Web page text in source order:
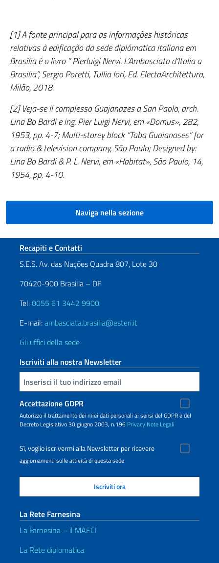
[1] A fonte principal para as informações históricas
relativas à edificação da sede diplómatica italiana em
Brasília é o livro ” Pierluigi Nervi.L’Ambasciata d’Italia a
Brasilia”, Sergio Poretti, Tullia Iori, Ed. ElectaArchitettura,
Milão, 2018.
[2] Veja-se Il complesso Guajanazes a San Paolo, arch.
Lina Bo Bardi e ing. Pier Luigi Nervi, em «Domus», 282,
1953, pp. 4-7; Multi-storey block “Taba Guaianases” for
a radio & television company, São Paulo; Designed by:
Lina Bo Bardi & P. L. Nervi, em «Habitat», São Paulo, 14,
1954, pp. 4-10.
Naviga nella sezione
Sezione footer
Recapiti e Contatti
S.E.S. Av. das Nações Quadra 807, Lote 30
70420-900 Brasilia – DF
Tel:0055 61 3442 9900
E-mail:ambasciata.brasilia@esteri.it
Gli uffici della sede
Iscriviti alla nostra Newsletter
Inserisci la tua email
Accettazione GDPR
Autorizzo il trattamento dei miei dati personali ai sensi del GDPR e del
Decreto Legislativo 30 giugno 2003, n.196 Privacy Note Legali
Sì, voglio iscrivermi alla Newsletter per ricevere
aggiornamenti sulle attività di questa sede
La Rete Farnesina
La Farnesina – il MAECI
La Rete diplomatica